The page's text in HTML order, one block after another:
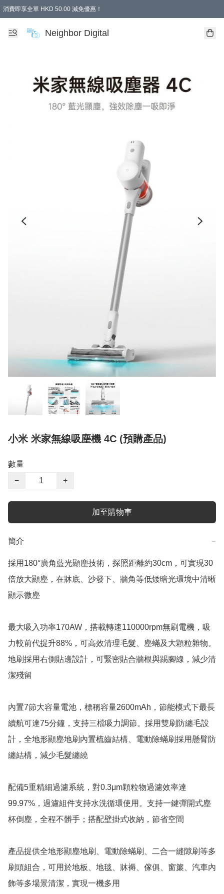
消費即享全單 HKD 50.00 減免優惠！
Neighbor Digital
小米 米家無線吸塵機 4C (預購產品)
數量
−
+
加至購物車
簡介 −
採用180°廣角藍光顯塵技術，探照距離約30cm，可實現30
倍放大顯塵，在牀底、沙發下、牆角等低矮暗光環境中清晰
顯示微塵
最大吸入功率170AW，搭載轉速110000rpm無刷電機，吸
力較前代提升88%，可高效清理毛髮、塵蟎及大顆粒雜物。
地刷採用右側貼邊設計，可緊密貼合牆根與踢腳線，減少清
潔殘留
內置7節大容量電池，標稱容量2600mAh，節能模式下最長
續航可達75分鐘，支持三檔吸力調節。採用雙刷防纏毛設
計，全地形顯塵地刷內置梳齒結構、電動除蟎刷採用懸臂防
纏結構，減少毛髮纏繞
配備5重精細過濾系統，對0.3μm顆粒物過濾效率達
99.97%，過濾組件支持水洗循環使用。支持一鍵彈開式塵
杯倒塵，全程不髒手；搭配壁掛式收納，節省空間
產品提供全地形顯塵地刷、電動除蟎刷、二合一縫隙刷等多
刷頭組合，可用於地板、地毯、牀褥、傢俱、窗簾、汽車內
飾等多場景清潔，實現一機多用